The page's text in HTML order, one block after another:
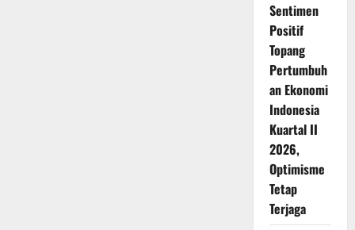
Sentimen
Positif
Topang
Pertumbuh
an Ekonomi
Indonesia
Kuartal II
2026,
Optimisme
Tetap
Terjaga